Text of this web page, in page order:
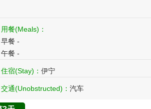
用餐(Meals)：
早餐 -
午餐 -
住宿(Stay)： 伊宁
交通(Unobstructed)： 汽车